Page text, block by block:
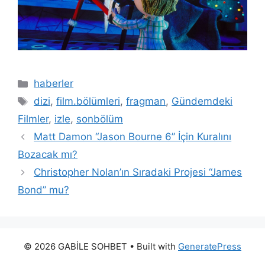
Kategoriler
haberler
Etiketler
dizi,film.bölümleri,fragman, Gündemdeki
Filmler, izle, sonbölüm
Matt Damon “Jason Bourne 6” İçin Kuralını
Bozacak mı?
Christopher Nolan’ın Sıradaki Projesi “James
Bond” mu?
© 2026 GABİLE SOHBET • Built with GeneratePress